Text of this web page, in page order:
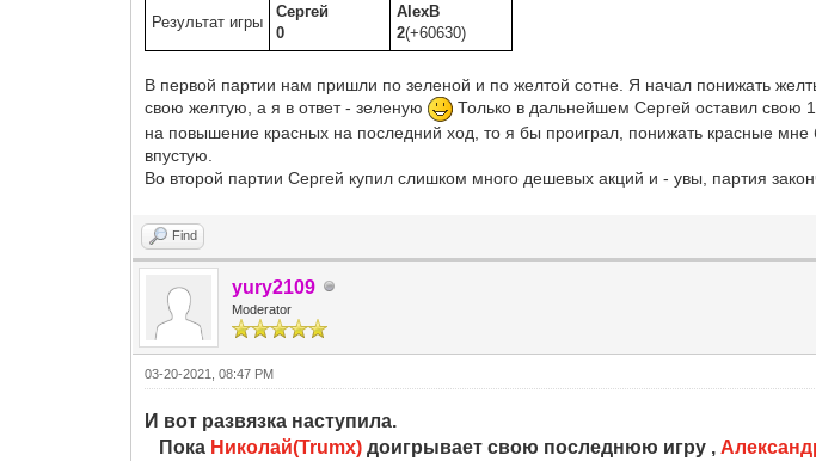
Результат игры
Сергей
0
AlexB
2(+60630)
В первой партии нам пришли по зеленой и по желтой сотне. Я начал понижать
свою желтую, а я в ответ - зеленую
Только в дальнейшем Сергей оставил свою
на повышение красных на последний ход, то я бы проиграл, понижать красные
впустую.
Во второй партии Сергей купил слишком много дешевых акций и - увы, партия
Find
yury2109
Moderator
03-20-2021, 08:47 PM
И вот развязка наступила.
Пока Николай(Trumx) доигрывает свою последнюю игру ,